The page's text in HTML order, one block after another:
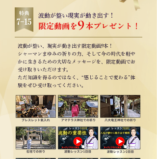
波動が整い現実が動き出す！
限定動画を9 本プレゼント！
波動が整い、現実が動き出す限定動画9本！
シャーマンまゆみの祈りの力、そして今の時代を軽や
かに生きるための大切なメッセージを、限定動画でお
受け取りいただけます。
ただ知識を得るのではなく、“感じることで変わる”体
験をぜひ受け取ってください。